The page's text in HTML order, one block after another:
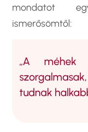
mondatot
ismerősömtől:
„A méhek
tudnak